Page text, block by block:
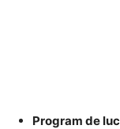
Program de